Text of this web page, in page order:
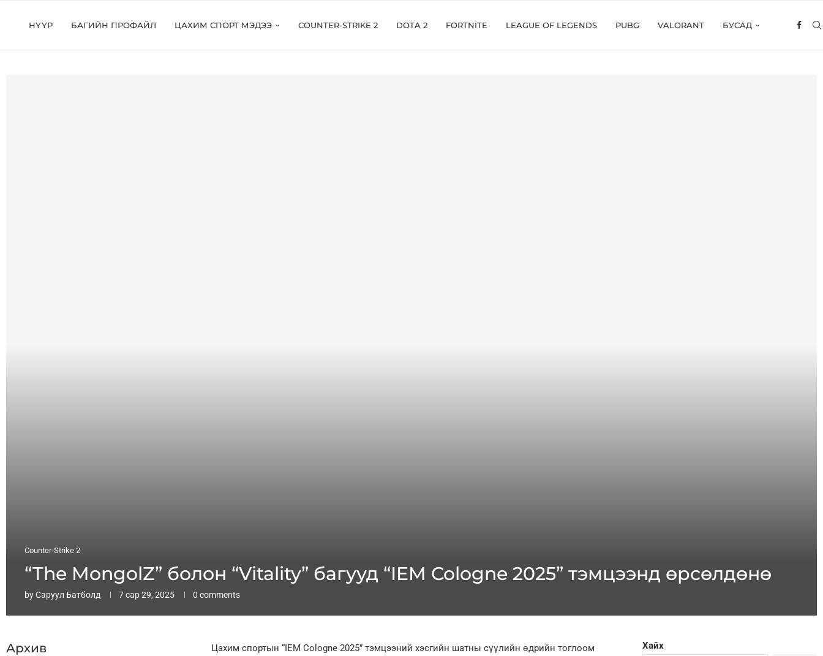
НҮҮР БАГИЙН ПРОФАЙЛ ЦАХИМ СПОРТ МЭДЭЭ COUNTER-STRIKE 2 DOTA 2 FORTNITE LEAGUE OF LEGENDS PUBG VALORANT БУСАД
Counter-Strike 2
“The MongolZ” болон “Vitality” багууд “IEM Cologne 2025” тэмцээнд өрсөлдөнө
byСаруул Батболд 7 сар 29, 2025 0 comments
Цахим спортын “IEM Cologne 2025” тэмцээний хэсгийн шатны сүүлийн өдрийн тоглоом
Хайх
Архив